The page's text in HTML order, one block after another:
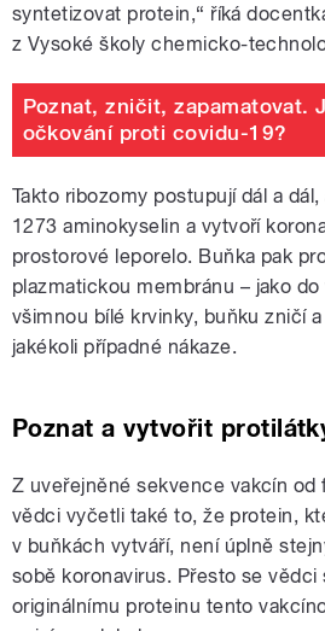
syntetizovat protein,“ říká
z Vysoké školy chemicko-
Poznat, zničit, zapamatovat.
očkování proti covidu-19?
Takto ribozomy postupují dál a
1273 aminokyselin a vytvoří
prostorové leporelo. Buňka pak
plazmatickou membránu – jako do
všimnou bílé krvinky, buňku zničí
jakékoli případné nákaze.
Poznat a vytvořit
Z uveřejněné sekvence vakcín od
vědci vyčetli také to, že protein,
v buňkách vytváří, není úplně
sobě koronavirus. Přesto se vědci
originálnímu proteinu tento